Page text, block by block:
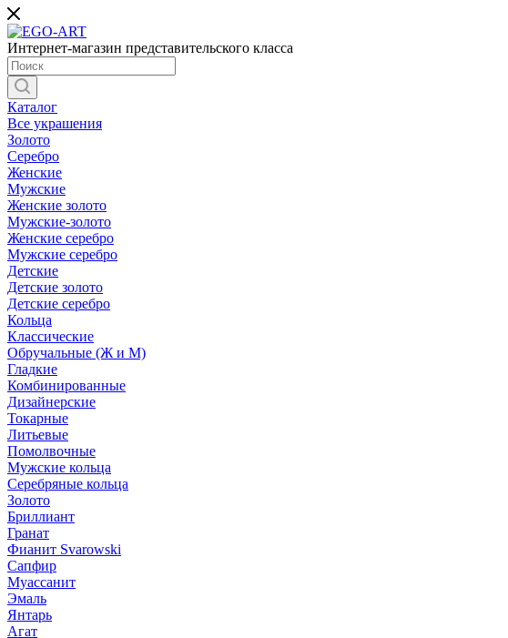
Интернет-магазин представительского класса
Каталог
Все украшения
Золото
Серебро
Женские
Мужские
Женские золото
Мужские-золото
Женские серебро
Мужские серебро
Детские
Детские золото
Детские серебро
Кольца
Классические
Обручальные (Ж и М)
Гладкие
Комбинированные
Дизайнерские
Токарные
Литьевые
Помолвочные
Мужские кольца
Серебряные кольца
Золото
Бриллиант
Гранат
Фианит Svarowski
Сапфир
Муассанит
Эмаль
Янтарь
Агат